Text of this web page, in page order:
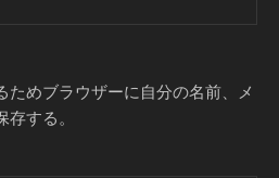
ためブラウザーに自分の名前、メ
する。